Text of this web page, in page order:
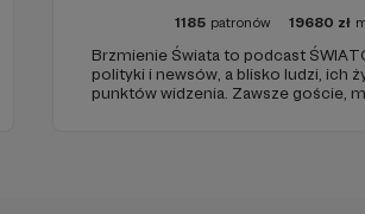
1185 patronów 19680 zł
Brzmienie Świata to podcast
polityki i newsów, a blisko ludzi, ich
punktów widzenia. Zawsze goście,